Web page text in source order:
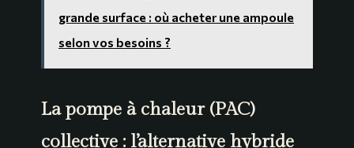
grande surface : où acheter une ampoule
selon vos besoins ?
La pompe à chaleur (PAC)
collective : l’alternative hybride